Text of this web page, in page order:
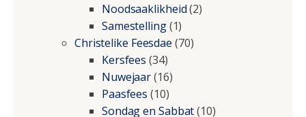
Noodsaaklikheid(2)
Samestelling(1)
Christelike Feesdae (70)
Kersfees (34)
Nuwejaar(16)
Paasfees (10)
Sondag en Sabbat(10)